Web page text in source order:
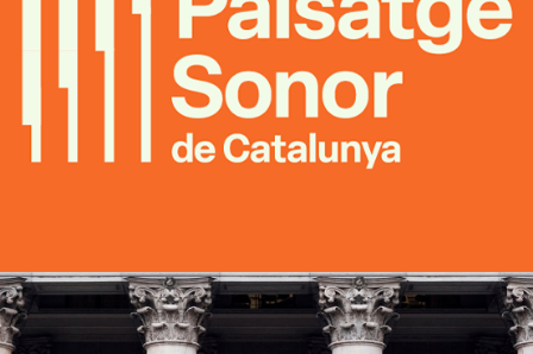
Paisatge sonor de Catalunya
Estratègia de marketing i branding